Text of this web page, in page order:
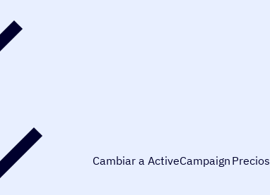
Cambiar a ActiveCampaign Precios